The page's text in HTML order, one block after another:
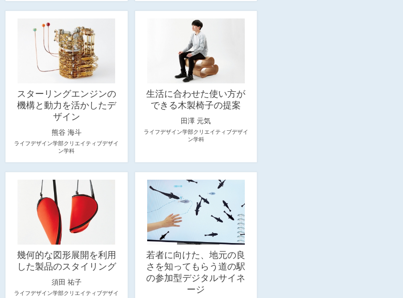
スターリングエンジンの
機構と動力を活かしたデ
ザイン
熊谷 海斗
ライフデザイン学部クリエイティブデザイ
ン学科
生活に合わせた使い方が
できる木製椅子の提案
田澤 元気
ライフデザイン学部クリエイティブデザイ
ン学科
幾何的な図形展開を利用
した製品のスタイリング
須田 祐子
ライフデザイン学部クリエイティブデザイ
若者に向けた、地元の良
さを知ってもらう道の駅
の参加型デジタルサイネ
ージ